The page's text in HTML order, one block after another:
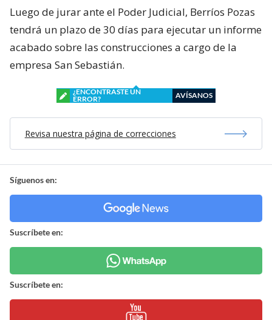
Luego de jurar ante el Poder Judicial, Berríos Pozas
tendrá un plazo de 30 días para ejecutar un informe
acabado sobre las construcciones a cargo de la
empresa San Sebastián.
¿ENCONTRASTE UN
ERROR?
AVÍSANOS
Revisa nuestra página de correcciones
Síguenos en:
Suscríbete en:
Suscríbete en: